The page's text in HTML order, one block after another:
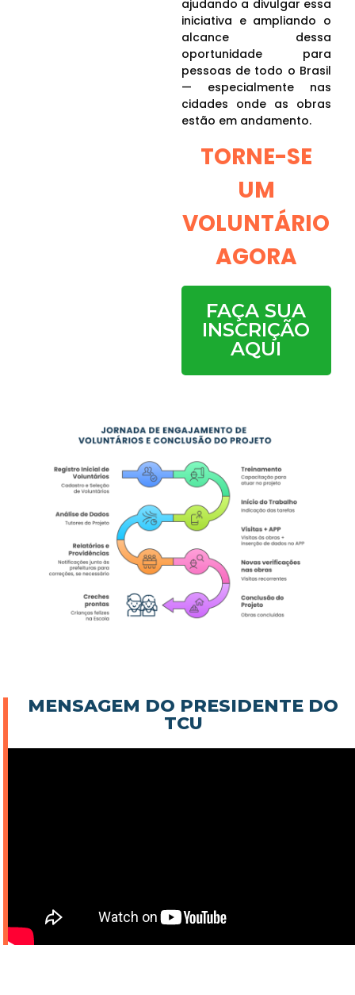
ajudando a divulgar essa
iniciativa e ampliando o
alcance dessa
oportunidade para
pessoas de todo o Brasil
— especialmente nas
cidades onde as obras
estão em andamento.
TORNE-SE
UM
VOLUNTÁRIO
AGORA
FAÇA SUA
INSCRIÇÃO
AQUI
MENSAGEM DO PRESIDENTE DO
TCU